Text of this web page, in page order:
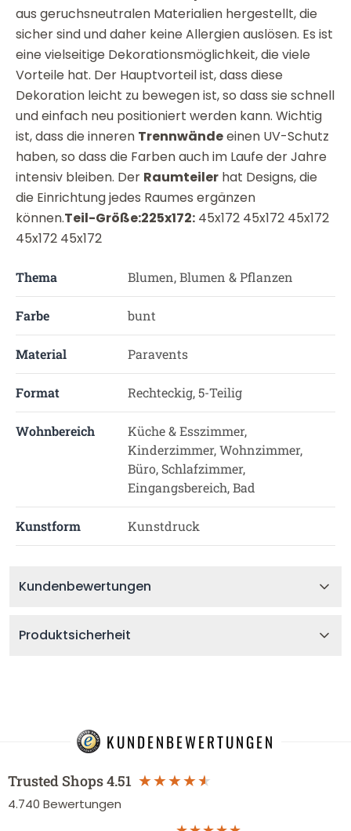
aus geruchsneutralen Materialien hergestellt, die
sicher sind und daher keine Allergien auslösen. Es ist
eine vielseitige Dekorationsmöglichkeit, die viele
Vorteile hat. Der Hauptvorteil ist, dass diese
Dekoration leicht zu bewegen ist, so dass sie schnell
und einfach neu positioniert werden kann. Wichtig
ist, dass die inneren Trennwändeeinen UV-Schutz
haben, so dass die Farben auch im Laufe der Jahre
intensiv bleiben. Der Raumteiler hat Designs, die
die Einrichtung jedes Raumes ergänzen
können.Teil-Größe:225x172: 45x172 45x172 45x172
45x172 45x172
Thema Blumen, Blumen & Pflanzen
Farbe bunt
Material Paravents
Format Rechteckig, 5-Teilig
Wohnbereich
Küche & Esszimmer,
Kinderzimmer, Wohnzimmer,
Büro, Schlafzimmer,
Eingangsbereich, Bad
Kunstform Kunstdruck
Kundenbewertungen
Produktsicherheit
KUNDENBEWERTUNGEN
Trusted Shops4.51
4.740 Bewertungen